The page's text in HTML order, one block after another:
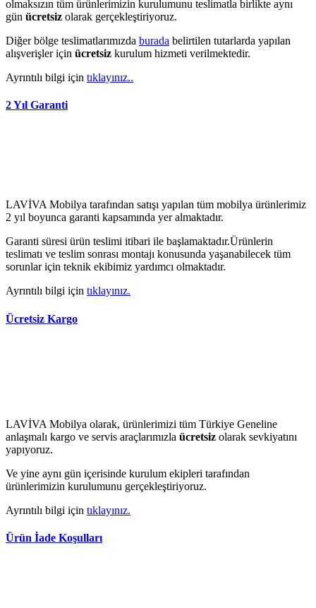
olmaksızın tüm ürünlerimizin kurulumunu teslimatla birlikte aynı
gün ücretsiz olarak gerçekleştiriyoruz.
Diğer bölge teslimatlarımızda burada belirtilen tutarlarda yapılan
alışverişler için ücretsiz kurulum hizmeti verilmektedir.
Ayrıntılı bilgi için tıklayınız..
2 Yıl Garanti
LAVİVA Mobilya tarafından satışı yapılan tüm mobilya ürünlerimiz
2 yıl boyunca garanti kapsamında yer almaktadır.
Garanti süresi ürün teslimi itibari ile başlamaktadır.Ürünlerin
teslimatı ve teslim sonrası montajı konusunda yaşanabilecek tüm
sorunlar için teknik ekibimiz yardımcı olmaktadır.
Ayrıntılı bilgi için tıklayınız.
Ücretsiz Kargo
LAVİVA Mobilya olarak, ürünlerimizi tüm Türkiye Geneline
anlaşmalı kargo ve servis araçlarımızla ücretsiz olarak sevkiyatını
yapıyoruz.
Ve yine aynı gün içerisinde kurulum ekipleri tarafından
ürünlerimizin kurulumunu gerçekleştiriyoruz.
Ayrıntılı bilgi için tıklayınız.
Ürün İade Koşulları